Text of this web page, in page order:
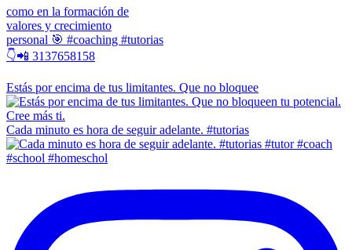
como en la formación de
valores y crecimiento
personal 🎯 #coaching #tutorias
👇📲 3137658158
Estás por encima de tus limitantes. Que no bloquee
Cada minuto es hora de seguir adelante. #tutorias